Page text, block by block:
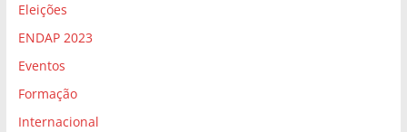
Eleições
ENDAP 2023
Eventos
Formação
Internacional